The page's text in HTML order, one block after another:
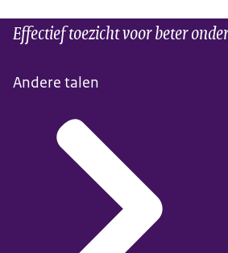
Effectief toezicht voor beter
Andere talen